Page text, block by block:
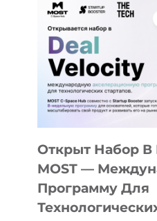
АЛМАТЫ:
AI
YOUTH
CAMP
ДАЛ
30
БИЛЕТ
В
Открыт Набор В
MOST —
Программу Для